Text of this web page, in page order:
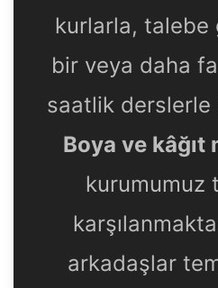
kurlarla, talebe
bir veya daha
saatlik derslerle
Boya ve kâğıt
kurumumuz
arkadaşlar